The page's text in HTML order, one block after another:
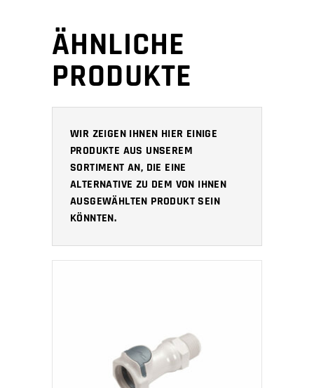
ÄHNLICHE
PRODUKTE
WIR ZEIGEN IHNEN HIER EINIGE
PRODUKTE AUS UNSEREM
SORTIMENT AN, DIE EINE
ALTERNATIVE ZU DEM VON IHNEN
AUSGEWÄHLTEN PRODUKT SEIN
KÖNNTEN.
IN DEN WARENKORB